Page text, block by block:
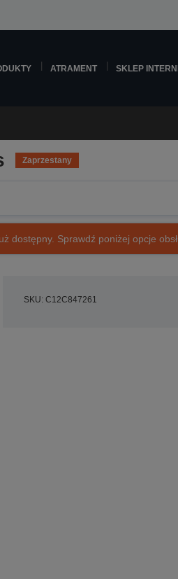
ATRAMENT SKLEP
Zaprzestany
Sprawdź poniżej opcje
SKU: C12C847261